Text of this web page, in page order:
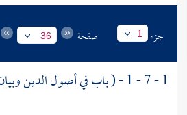
جزء 1 صفحة 36
1 - 7 - 1 - ( باب في أصول الدين وبيان فرائضه ) .